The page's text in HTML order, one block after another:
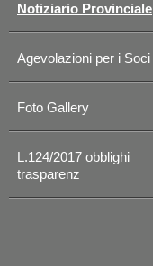
Notiziario Provinciale
Agevolazioni per i Soci
Foto Gallery
L.124/2017 obblighi
trasparenz